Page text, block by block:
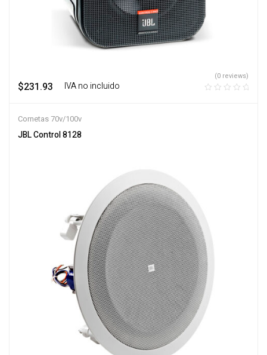
$231.93 ‎ ‎ ‎ IVA no incluido
(0 reviews)
Cornetas 70v/100v
JBL Control 8128